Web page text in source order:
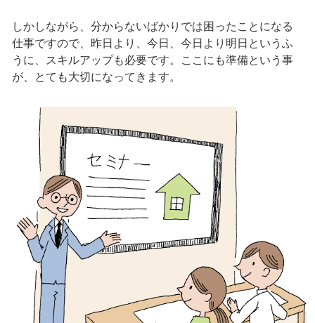
しかしながら、分からないばかりでは困ったことになる
仕事ですので、昨日より、今日、今日より明日というふ
うに、スキルアップも必要です。ここにも準備という事
が、とても大切になってきます。